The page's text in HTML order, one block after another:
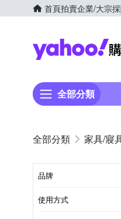
首頁拍賣企業/大宗
全部分類
家具/寢
品牌
使用方式